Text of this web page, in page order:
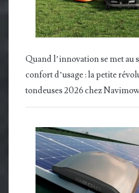
Quand l’innovation se met au
confort d’usage : la petite
tondeuses 2026 chez